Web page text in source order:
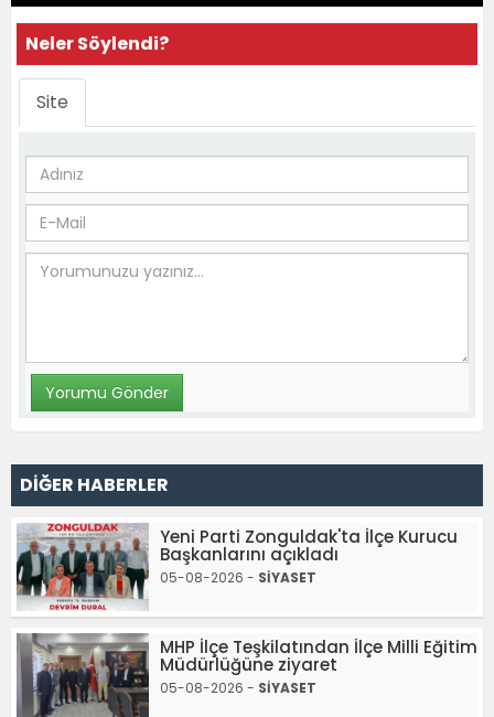
Neler Söylendi?
Site
DİĞER HABERLER
Yeni Parti Zonguldak'ta İlçe Kurucu
Başkanlarını açıkladı
05-08-2026 - SİYASET
MHP İlçe Teşkilatından İlçe Milli Eğitim
Müdürlüğüne ziyaret
05-08-2026 - SİYASET